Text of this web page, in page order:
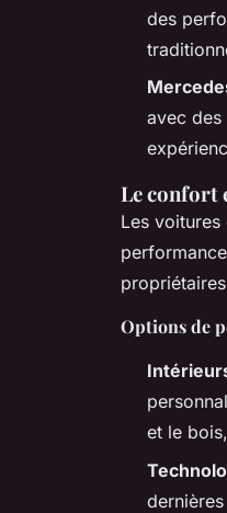
des
avec des
Le confort
Les
Options de
et le